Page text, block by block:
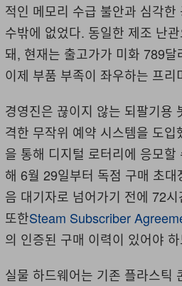
적인 메모리 수급 불안과 심각
수밖에 없었다. 동일한 제조 난
돼, 현재는 출고가가 미화 789
이제 부품 부족이 좌우하는 프
경영진은 끊이지 않는 되팔기용
격한 무작위 예약 시스템을 도
을 통해 디지털 로터리에 응모
해 6월 29일부터 독점 구매 초
음 대기자로 넘어가기 전에 72
또한Steam Subscriber
의 인증된 구매 이력이 있어야
실물 하드웨어는 기존 플라스틱